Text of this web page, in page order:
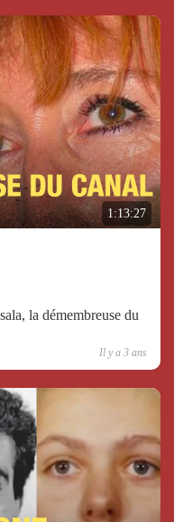
1:13:27
la démembreuse du
Il y a 3 ans